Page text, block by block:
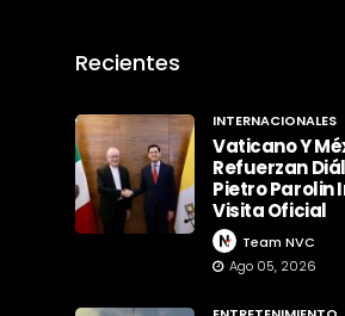
Recientes
INTERNACIONALES
Vaticano Y
Refuerzan
Pietro Parolin
Visita Oficial
Team NVC
Ago 05, 2026